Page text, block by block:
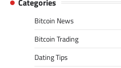
Bitcoin News
Bitcoin Trading
Dating Tips